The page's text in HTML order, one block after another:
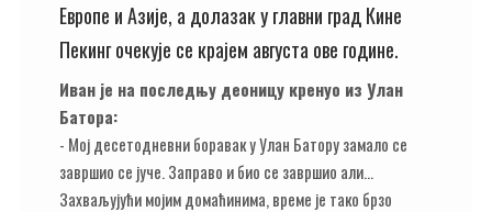
Европе и Азије, а долазак у главни град Кине
Пекинг очекује се крајем августа ове године.
Иван је на последњу деоницу кренуо из Улан
Батора:
- Мој десетодневни боравак у Улан Батору замало се
завршио се јуче. Заправо и био се завршио али...
Захваљујући мојим домаћинима, време је тако брзо